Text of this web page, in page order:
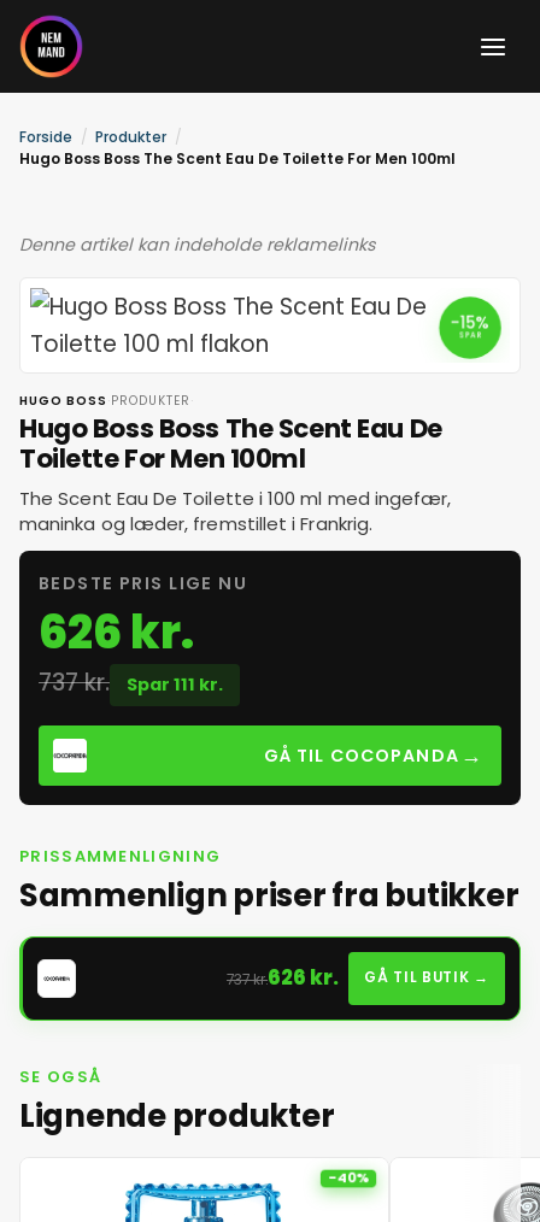
Gå
indholdet
Forside
Produkter
Hugo Boss Boss The Scent Eau De Toilette For Men 100ml
Denne artikel kan indeholde reklamelinks
-15%
SPAR
HUGO BOSS ·PRODUKTER ·
Hugo Boss Boss The Scent Eau De
Toilette For Men 100ml
The Scent Eau De Toilette i 100 ml med ingefær,
maninka og læder, fremstillet i Frankrig.
BEDSTE PRIS LIGE NU
626 kr.
737 kr. Spar 111 kr.
GÅ TIL COCOPANDA →
PRISSAMMENLIGNING
Sammenlign priser fra butikker
737 kr.626 kr. GÅ TIL BUTIK →
SE OGSÅ
Lignende produkter
-40%